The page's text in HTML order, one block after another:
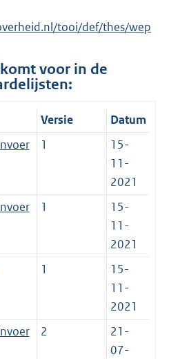
tooi/def/thes/wep
voor in de
Versie
Datum
1
15-
11-
2021
1
15-
11-
2021
1
15-
11-
2021
2
21-
07-